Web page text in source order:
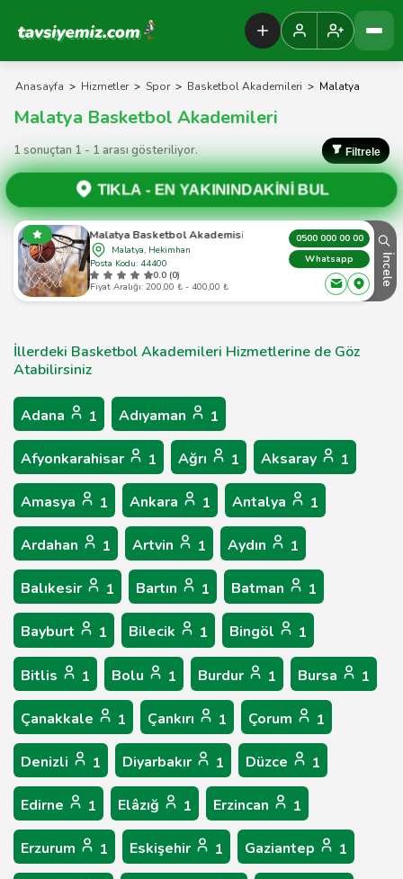
Tavsiyemiz Anasayfa
Anasayfa > Hizmetler > Spor > Basketbol Akademileri > Malatya
Malatya Basketbol Akademileri
1 sonuçtan 1 - 1 arası gösteriliyor. Filtrele
TIKLA -EN YAKININDAKİNİ BUL
Malatya Basketbol Akademisi
Malatya, Hekimhan
Posta Kodu: 44400
0.0 (0)
Fiyat Aralığı: 200,00 ₺ - 400,00 ₺
0500 000 00 00
Whatsapp
İncele
İllerdeki Basketbol Akademileri Hizmetlerine de Göz
Atabilirsiniz
Adana 1 Adıyaman 1
Afyonkarahisar 1 Ağrı 1 Aksaray 1
Amasya 1 Ankara 1 Antalya 1
Ardahan 1 Artvin 1 Aydın 1
Balıkesir 1 Bartın 1 Batman 1
Bayburt 1 Bilecik 1 Bingöl 1
Bitlis 1 Bolu 1 Burdur 1 Bursa 1
Çanakkale 1 Çankırı 1 Çorum 1
Denizli 1 Diyarbakır 1 Düzce 1
Edirne 1 Elâzığ 1 Erzincan 1
Erzurum 1 Eskişehir 1 Gaziantep 1